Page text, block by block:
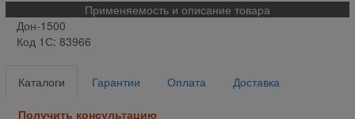
Применяемость и описание товара
Дон-1500
Код 1С: 83966
Каталоги Гарантии Оплата Доставка
Получить консультацию